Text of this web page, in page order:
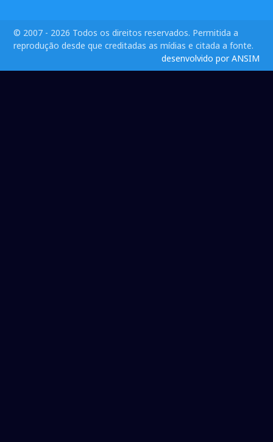
© 2007 - 2026 Todos os direitos reservados. Permitida a
reprodução desde que creditadas as mídias e citada a fonte.
desenvolvido por ANSIM